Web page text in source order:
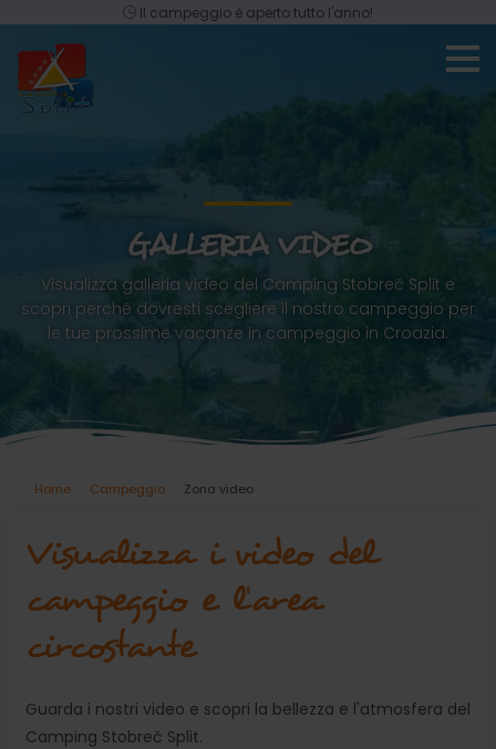
Il campeggio è aperto tutto l'anno!
GALLERIA VIDEO
Visualizza galleria video del Camping Stobreč Split e
scopri perché dovresti scegliere il nostro campeggio per
le tue prossime vacanze in campeggio in Croazia.
Home Campeggio Zona video
Visualizza i video del
campeggio e l'area
circostante
Guarda i nostri video e scopri la bellezza e l'atmosfera del
Camping Stobreč Split.